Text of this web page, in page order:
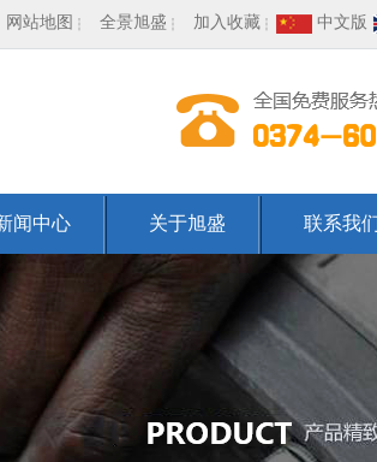
网站地图 全景旭盛 加入收藏 中文版
闻中心 关于旭盛 联系我